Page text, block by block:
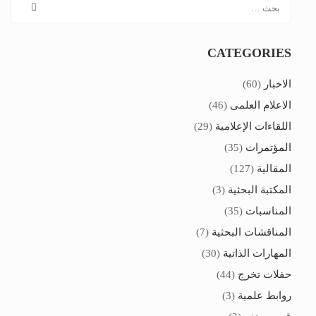
CATEGORIES
الاخبار (60)
الاعلام العلمى (46)
اللقاءات الإعلامية (29)
المؤتمرات (35)
المقالية (127)
المكتبة البحثية (3)
المناسبات (35)
المناقشات البحثية (7)
المهارات الذاتية (30)
حفلات تخرج (44)
روابط علمية (3)